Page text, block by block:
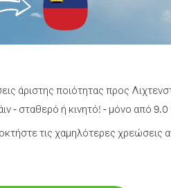
άριστης ποιότητας προς
- σταθερό ή κινητό! - μόνο από
τις χαμηλότερες χρεώσεις